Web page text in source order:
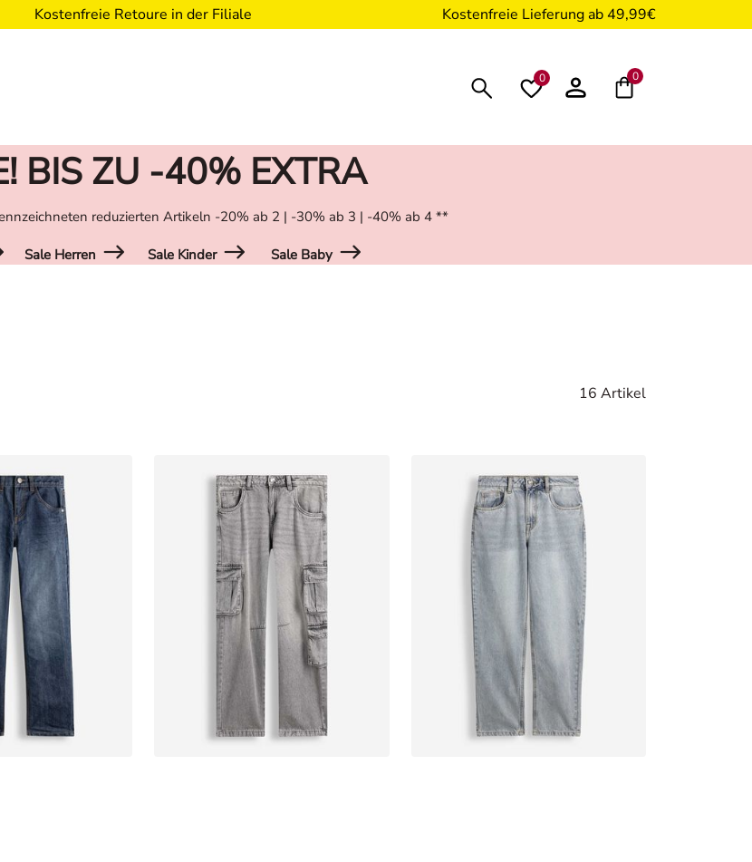
Kostenfreie Retoure in der Filiale Kostenfreie Lieferung ab 49,99€
0 0
BIS ZU -40% EXTRA
reduzierten Artikeln -20% ab 2 | -30% ab 3 | -40% ab 4 **
Sale Herren Sale Kinder
Sale Baby
16 Artikel